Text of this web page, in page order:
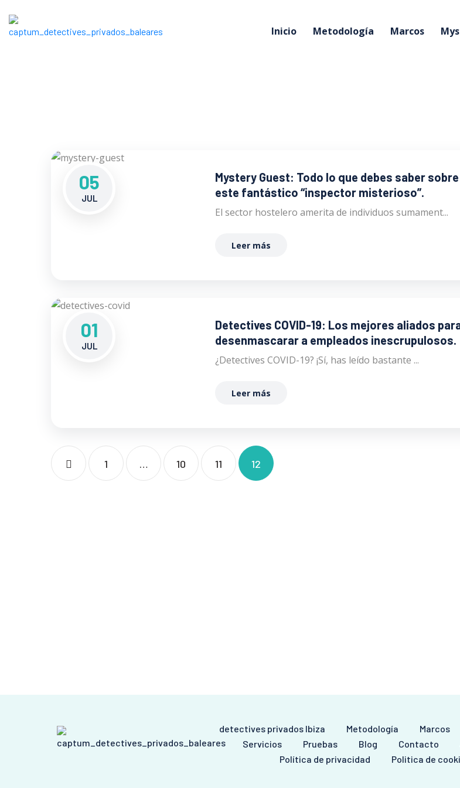
Inicio Metodología Marcos
05
JUL
Mystery Guest: Todo lo que debes saber sobre
este fantástico “inspector misterioso”.
El sector hostelero amerita de individuos sumament...
Leer más
01
JUL
Detectives COVID-19: Los mejores aliados
desenmascarar a empleados inescrupulosos.
¿Detectives COVID-19? ¡Sí, has leído bastante ...
Leer más
1 … 10 11 12
detectives privados Ibiza Metodología Marcos
Servicios
Pruebas Blog Contacto
Política de privacidad
Politica de